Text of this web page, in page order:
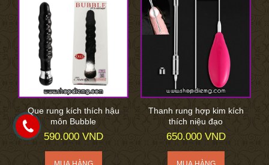
Que rung kích thích hậu
môn Bubble
590.000 VND
Thanh rung hợp kim kích
thích niệu đạo
650.000 VND